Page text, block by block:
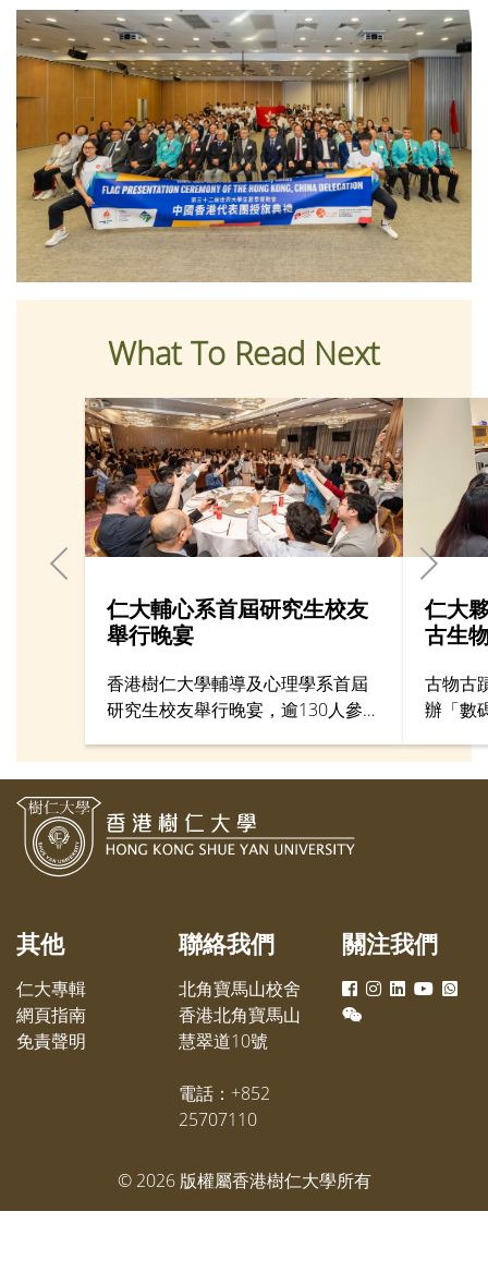
What To Read Next
仁大輔心系首屆研究生校友
舉行晚宴
香港樹仁大學輔導及心理學系首屆
研究生校友舉行晚宴，逾130人參
在樹仁讀書的歲月。為感謝校友們
的支持，輔心系安排副教授符瑋博
士與學生組隊獻唱四首歌曲，將氣
氛推至高峰。仁大管理層亦有出席
學術副校長（大學研究）李允安博
仁大
古生
古物古
辦「數
於古生
物與科
其他
仁大專輯
網頁指南
免責聲明
聯絡我們
北角寶馬山校舍
香港北角寶馬山
慧翠道10號
電話：+852
25707110
關注我們
© 2026版權屬香港樹仁大學所有